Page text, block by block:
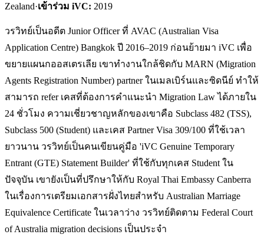
Zealand·เข้าร่วม iVC: 2019
วรวิทย์เป็นอดีต Junior Officer ที่ AVAC (Australian Visa
Application Centre) Bangkok ปี 2016–2019 ก่อนย้ายมา iVC เพื่อ
ขยายแผนกออสเตรเลีย เขาทำงานใกล้ชิดกับ MARN (Migration
Agents Registration Number) partner ในเมลเบิร์นและซิดนีย์ ทำให้
สามารถ refer เคสที่ต้องการคำแนะนำ Migration Law ได้ภายใน
24 ชั่วโมง ความเชี่ยวชาญหลักของเขาคือ Subclass 482 (TSS),
Subclass 500 (Student) และเคส Partner Visa 309/100 ที่ใช้เวลา
ยาวนาน วรวิทย์เป็นคนเขียนคู่มือ 'iVC Genuine Temporary
Entrant (GTE) Statement Builder' ที่ใช้กับทุกเคส Student ใน
ปัจจุบัน เขายังเป็นที่ปรึกษาให้กับ Royal Thai Embassy Canberra
ในเรื่องการเตรียมเอกสารฝั่งไทยสำหรับ Australian Marriage
Equivalence Certificate ในเวลาว่าง วรวิทย์ติดตาม Federal Court
of Australia migration decisions เป็นประจำ